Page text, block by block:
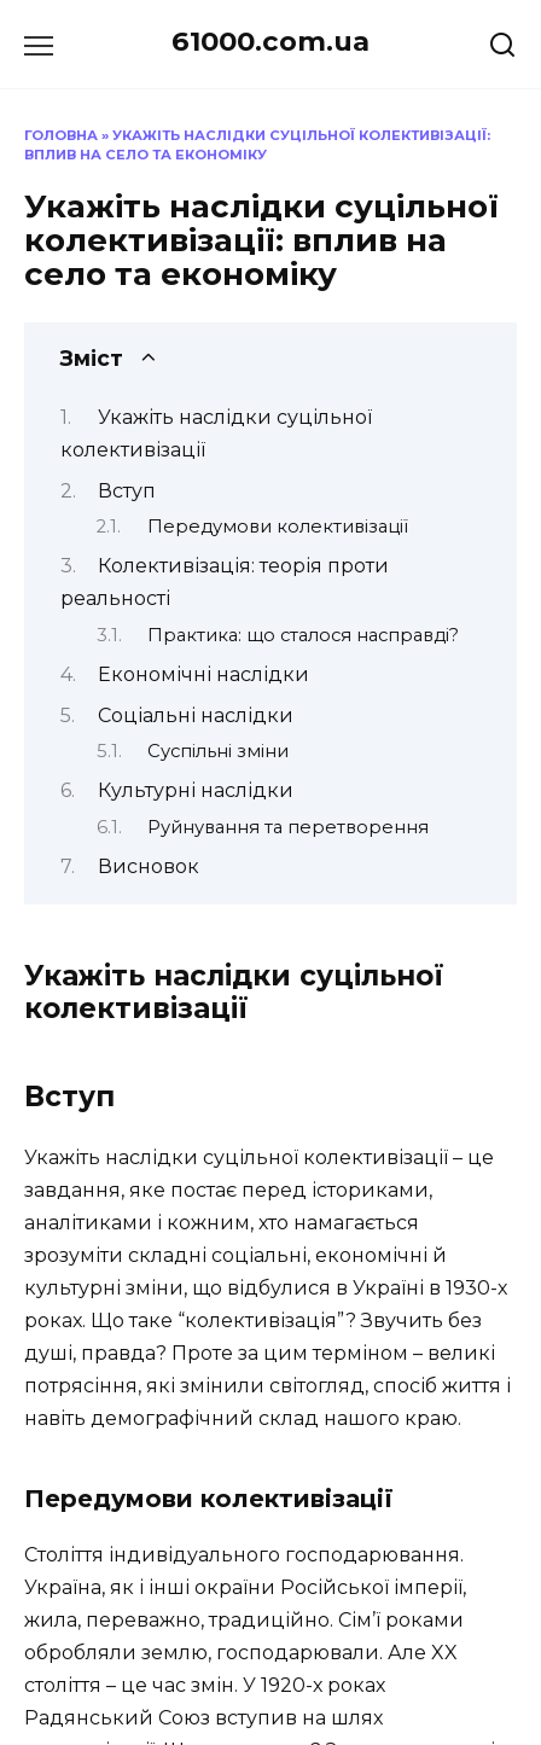
до
61000.com.ua
ГОЛОВНА » УКАЖІТЬ НАСЛІДКИ СУЦІЛЬНОЇ КОЛЕКТИВІЗАЦІЇ:
ВПЛИВ НА СЕЛО ТА ЕКОНОМІКУ
Укажіть наслідки суцільної
колективізації: вплив на
село та економіку
Зміст
Укажіть наслідки суцільної
колективізації
Вступ
Передумови колективізації
Колективізація: теорія проти
реальності
Практика: що сталося насправді?
Економічні наслідки
Соціальні наслідки
Суспільні зміни
Культурні наслідки
Руйнування та перетворення
Висновок
Укажіть наслідки суцільної
колективізації
Вступ
Укажіть наслідки суцільної колективізації – це
завдання, яке постає перед істориками,
аналітиками і кожним, хто намагається
зрозуміти складні соціальні, економічні й
культурні зміни, що відбулися в Україні в 1930-х
роках. Що таке “колективізація”? Звучить без
душі, правда? Проте за цим терміном – великі
потрясіння, які змінили світогляд, спосіб життя і
навіть демографічний склад нашого краю.
Передумови колективізації
Століття індивідуального господарювання.
Україна, як і інші окраїни Російської імперії,
жила, переважно, традиційно. Сім’ї роками
обробляли землю, господарювали. Але XX
століття – це час змін. У 1920-х роках
Радянський Союз вступив на шлях